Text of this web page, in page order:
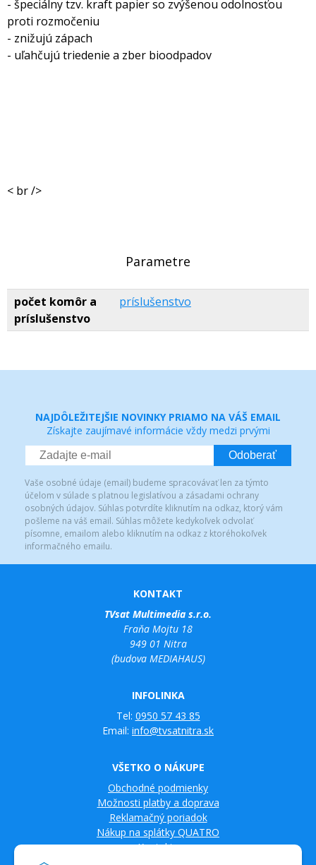
- špeciálny tzv. kraft papier so zvýšenou odolnosťou
proti rozmočeniu
- znižujú zápach
- uľahčujú triedenie a zber bioodpadov
< br />
Parametre
počet komôr a
príslušenstvo
príslušenstvo
NAJDÔLEŽITEJŠIE NOVINKY PRIAMO NA VÁŠ EMAIL
Získajte zaujímavé informácie vždy medzi prvými
Odoberať
Vaše osobné údaje (email) budeme spracovávať len za týmto
účelom v súlade s platnou legislatívou a zásadami ochrany
osobných údajov. Súhlas potvrdíte kliknutím na odkaz, ktorý vám
pošleme na váš email. Súhlas môžete kedykoľvek odvolať
písomne, emailom alebo kliknutím na odkaz z ktoréhokoľvek
informačného emailu.
KONTAKT
TVsat Multimedia s.r.o.
Fraňa Mojtu 18
949 01 Nitra
(budova MEDIAHAUS)
INFOLINKA
Tel: 0950 57 43 85
Email: info@tvsatnitra.sk
VŠETKO O NÁKUPE
Obchodné podmienky
Možnosti platby a doprava
Reklamačný poriadok
Nákup na splátky QUATRO
Kontakty